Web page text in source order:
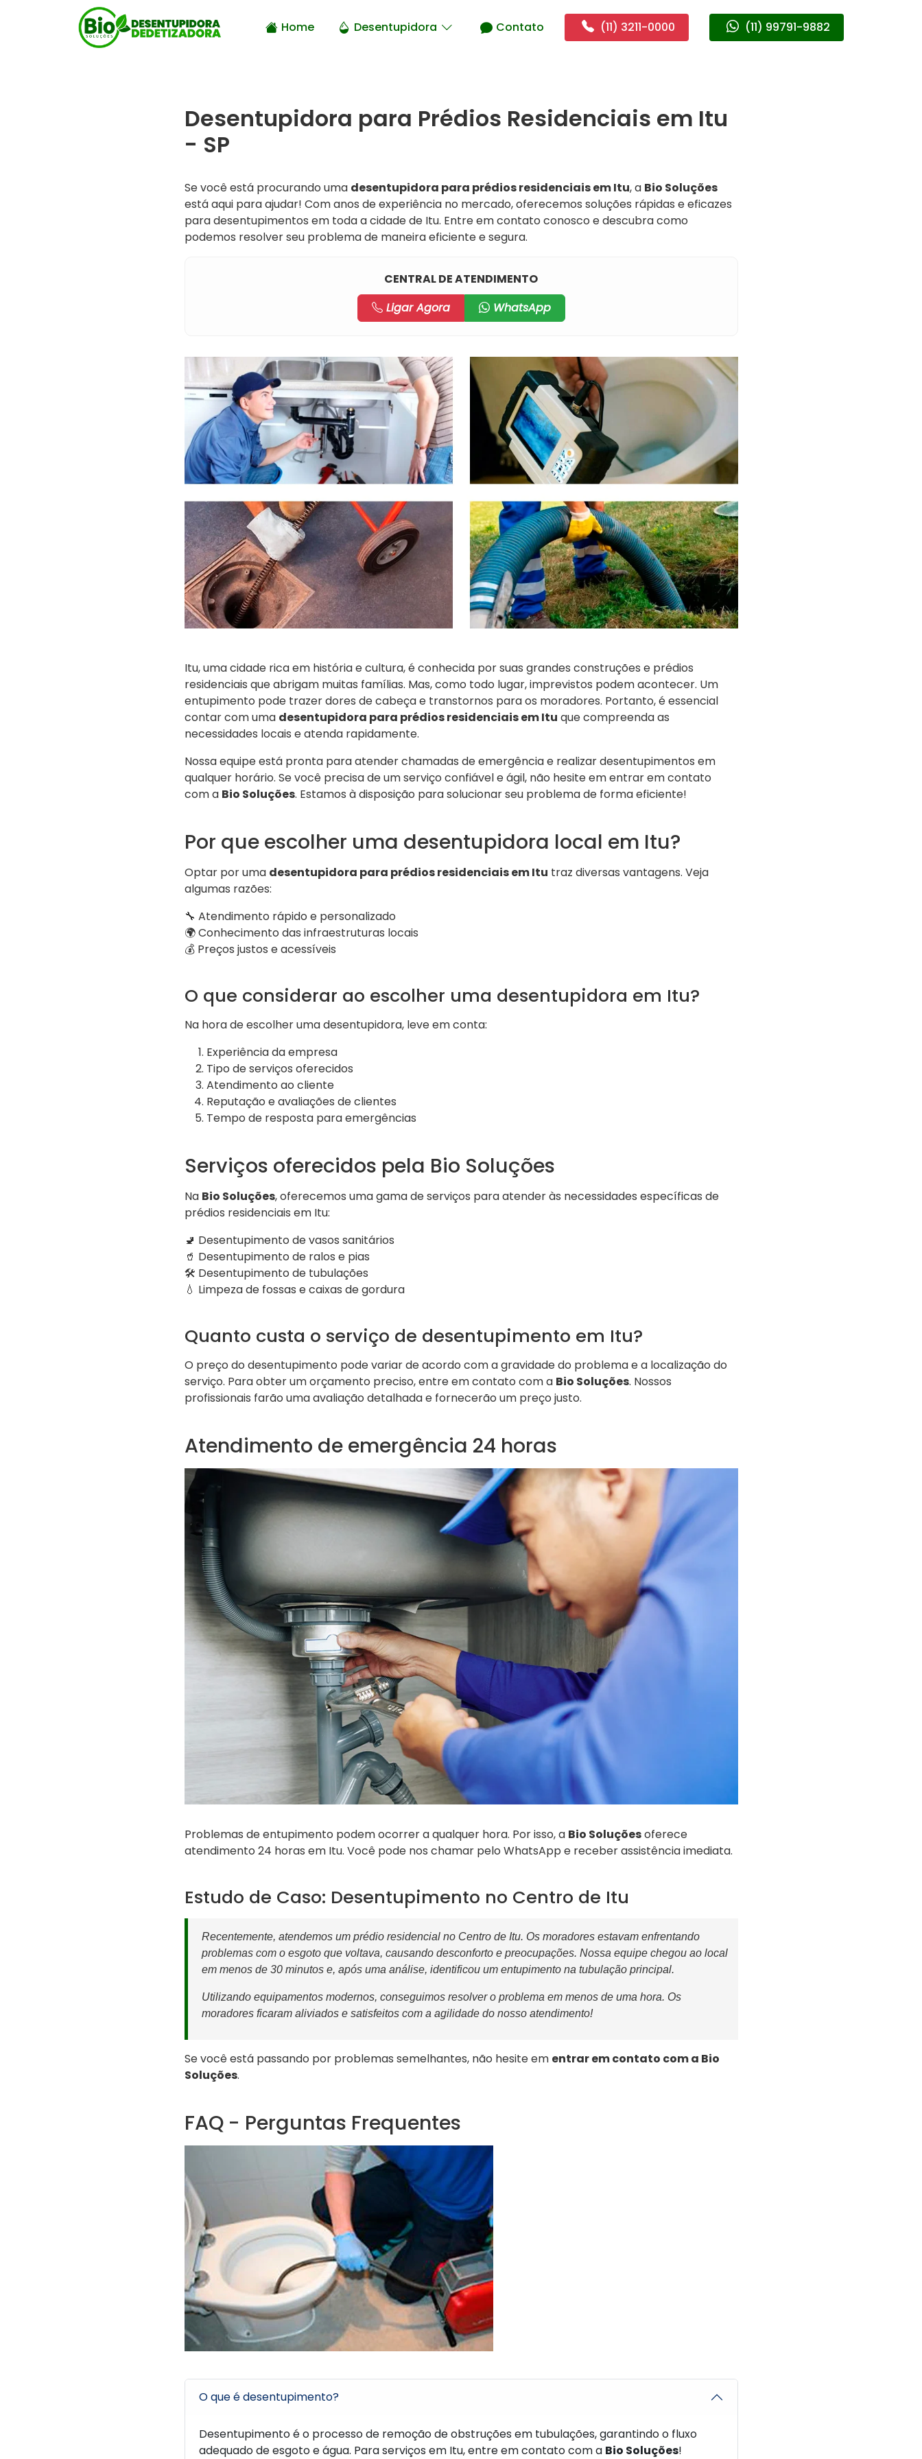
Home Desentupidora Contato (11) 3211-0000 (11) 99791-9882
Desentupidora para Prédios Residenciais em Itu
- SP
Se você está procurando uma desentupidora para prédios residenciais em Itu, a Bio Soluções
está aqui para ajudar! Com anos de experiência no mercado, oferecemos soluções rápidas e eficazes
para desentupimentos em toda a cidade de Itu. Entre em contato conosco e descubra como
podemos resolver seu problema de maneira eficiente e segura.
CENTRAL DE ATENDIMENTO
Ligar Agora
WhatsApp
Itu, uma cidade rica em história e cultura, é conhecida por suas grandes construções e prédios
residenciais que abrigam muitas famílias. Mas, como todo lugar, imprevistos podem acontecer. Um
entupimento pode trazer dores de cabeça e transtornos para os moradores. Portanto, é essencial
contar com uma desentupidora para prédios residenciais em Itu que compreenda as
necessidades locais e atenda rapidamente.
Nossa equipe está pronta para atender chamadas de emergência e realizar desentupimentos em
qualquer horário. Se você precisa de um serviço confiável e ágil, não hesite em entrar em contato
com a Bio Soluções. Estamos à disposição para solucionar seu problema de forma eficiente!
Por que escolher uma desentupidora local em Itu?
Optar por uma desentupidora para prédios residenciais em Itu traz diversas vantagens. Veja
algumas razões:
🔧 Atendimento rápido e personalizado
🌍 Conhecimento das infraestruturas locais
💰 Preços justos e acessíveis
O que considerar ao escolher uma desentupidora em Itu?
Na hora de escolher uma desentupidora, leve em conta:
Experiência da empresa
Tipo de serviços oferecidos
Atendimento ao cliente
Reputação e avaliações de clientes
Tempo de resposta para emergências
Serviços oferecidos pela Bio Soluções
Na Bio Soluções, oferecemos uma gama de serviços para atender às necessidades específicas de
prédios residenciais em Itu:
🚽 Desentupimento de vasos sanitários
🥤 Desentupimento de ralos e pias
🛠 Desentupimento de tubulações
💧 Limpeza de fossas e caixas de gordura
Quanto custa o serviço de desentupimento em Itu?
O preço do desentupimento pode variar de acordo com a gravidade do problema e a localização do
serviço. Para obter um orçamento preciso, entre em contato com a Bio Soluções. Nossos
profissionais farão uma avaliação detalhada e fornecerão um preço justo.
Atendimento de emergência 24 horas
Problemas de entupimento podem ocorrer a qualquer hora. Por isso, a Bio Soluçõesoferece
atendimento 24 horas em Itu. Você pode nos chamar pelo WhatsApp e receber assistência imediata.
Estudo de Caso: Desentupimento no Centro de Itu
Recentemente, atendemos um prédio residencial no Centro de Itu. Os moradores estavam enfrentando
problemas com o esgoto que voltava, causando desconforto e preocupações. Nossa equipe chegou ao local
em menos de 30 minutos e, após uma análise, identificou um entupimento na tubulação principal.
Utilizando equipamentos modernos, conseguimos resolver o problema em menos de uma hora. Os
moradores ficaram aliviados e satisfeitos com a agilidade do nosso atendimento!
Se você está passando por problemas semelhantes, não hesite em entrar em contato com a Bio
Soluções.
FAQ - Perguntas Frequentes
O que é desentupimento?
Desentupimento é o processo de remoção de obstruções em tubulações, garantindo o fluxo
adequado de esgoto e água. Para serviços em Itu, entre em contato com a Bio Soluções!